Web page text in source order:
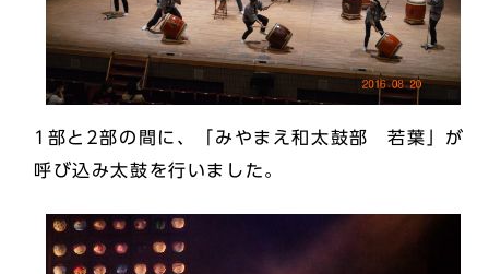
1部と2部の間に、「みやまえ和太鼓部 若葉」が
呼び込み太鼓を行いました。